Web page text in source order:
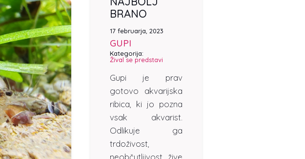
BRANO
17 februarja, 2023
GUPI
Kategorija:
Žival se predstavi
Gupi je prav
gotovo akvarijska
ribica, ki jo pozna
vsak akvarist.
Odlikuje ga
trdoživost,
neobčutljivost, žive